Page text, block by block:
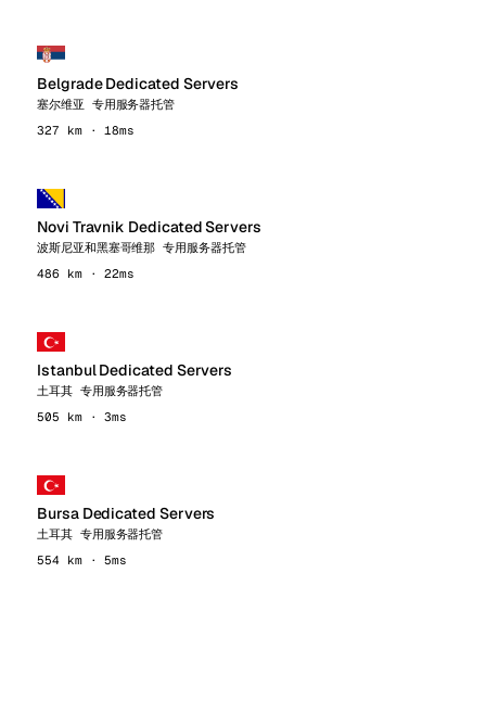
Belgrade Dedicated Servers
塞尔维亚 专用服务器托管
327 km · 18ms
Novi Travnik Dedicated Servers
波斯尼亚和黑塞哥维那 专用服务器托管
486 km · 22ms
Istanbul Dedicated Servers
土耳其 专用服务器托管
505 km · 3ms
Bursa Dedicated Servers
土耳其 专用服务器托管
554 km · 5ms